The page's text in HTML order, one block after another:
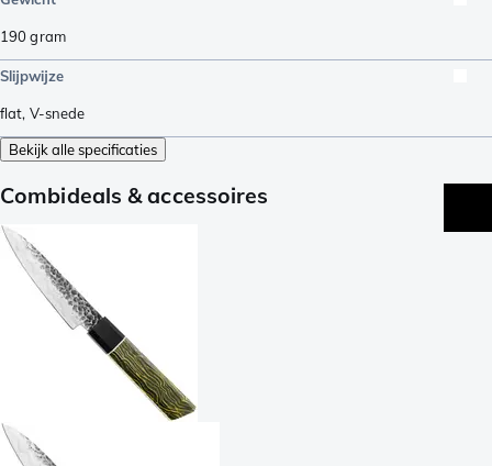
190gram
Slijpwijze
flat, V-snede
Bekijk alle specificaties
Combideals & accessoires